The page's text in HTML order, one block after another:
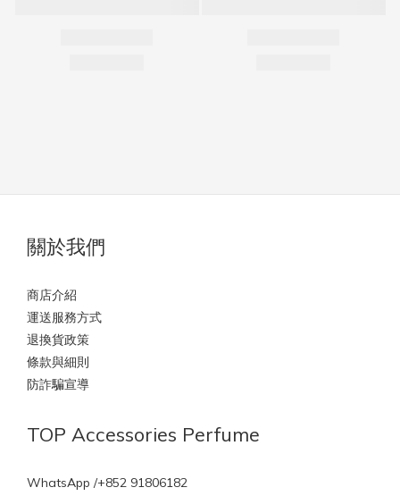
關於我們
商店介紹
運送服務方式
退換貨政策
條款與細則
防詐騙宣導
TOP Accessories Perfume
WhatsApp /+852 91806182